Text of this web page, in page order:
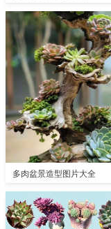
多肉盆景造型图片大全